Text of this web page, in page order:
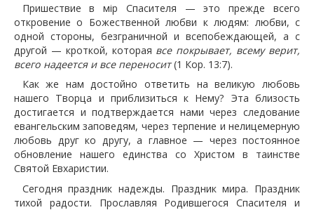
Пришествие в мip Спасителя — это прежде всего
откровение о Божественной любви к людям: любви, с
одной стороны, безграничной и всепобеждающей, а с
другой — кроткой, которая все покрывает, всему верит,
всего надеется и все переносит(1 Кор. 13:7).
Как же нам достойно ответить на великую любовь
нашего Творца и приблизиться к Нему? Эта близость
достигается и подтверждается нами через следование
евангельским заповедям, через терпение и нелицемерную
любовь друг ко другу, а главное — через постоянное
обновление нашего единства со Христом в таинстве
Святой Евхаристии.
Сегодня праздник надежды. Праздник мира. Праздник
тихой радости. Прославляя Родившегося Спасителя и